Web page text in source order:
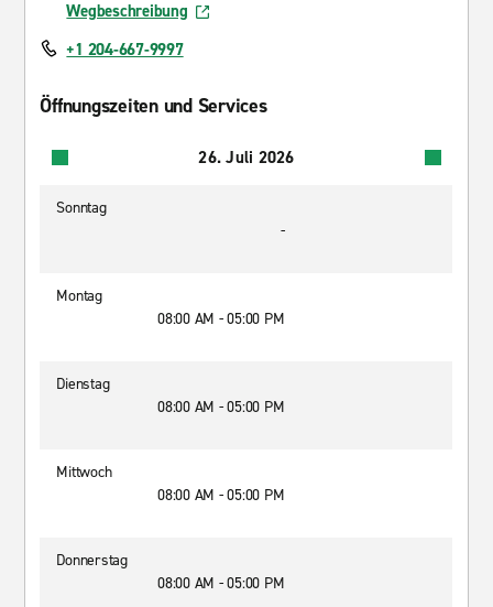
Wegbeschreibung
+1 204-667-9997
Öffnungszeiten und Services
26. Juli 2026
Sonntag
-
Montag
08:00 AM - 05:00 PM
Dienstag
08:00 AM - 05:00 PM
Mittwoch
08:00 AM - 05:00 PM
Donnerstag
08:00 AM - 05:00 PM